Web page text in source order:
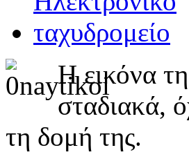
Η εικόνα
σταδιακά,
τη δομή της.